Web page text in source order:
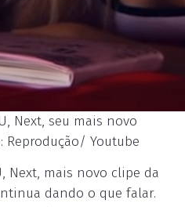
Next, seu mais novo
Reprodução/ Youtube
Next, mais novo clipe da
dando o que falar.